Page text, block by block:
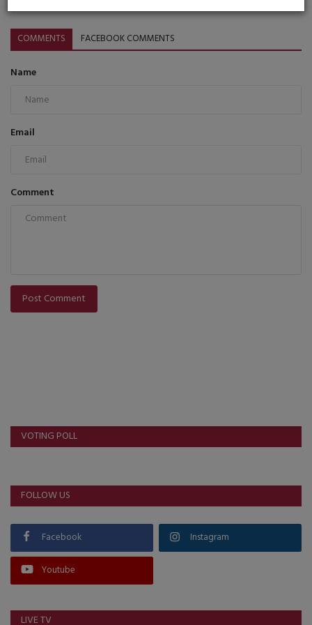
COMMENTS FACEBOOK COMMENTS
Name
Email
Comment
Post Comment
VOTING POLL
FOLLOW US
Facebook Instagram
Youtube
LIVE TV